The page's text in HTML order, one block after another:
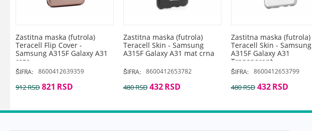
Zastitna maska (futrola)
Teracell Flip Cover -
Samsung A315F Galaxy A31
roze
ŠIFRA: 8600412639359
912RSD 821 RSD
Zastitna maska (futrola)
Teracell Skin - Samsung
A315F Galaxy A31 mat crna
ŠIFRA: 8600412653782
480RSD 432RSD
Zastitna maska (futrola)
Teracell Skin - Samsung
A315F Galaxy A31
Transparent
ŠIFRA: 8600412653799
480RSD 432RSD